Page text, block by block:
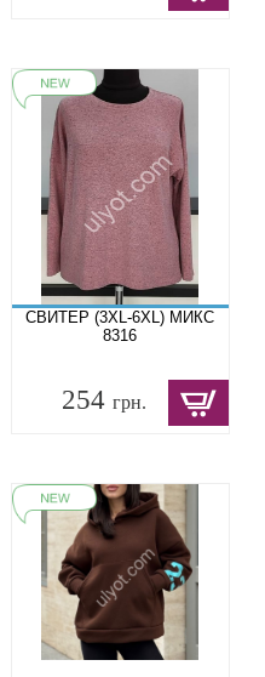
СВИТЕР (3XL-6XL) МИКС
8316
254грн.